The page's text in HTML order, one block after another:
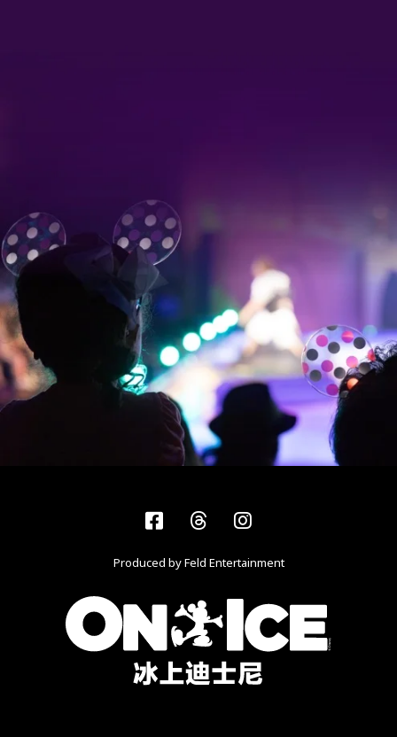
Facebook
ThreadsInstagram
Produced by Feld Entertainment